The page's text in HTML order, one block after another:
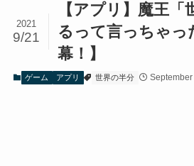
【アプリ】魔王
るって言っちゃっ
幕！】
2021
9/21
ゲーム アプリ 世界の半分